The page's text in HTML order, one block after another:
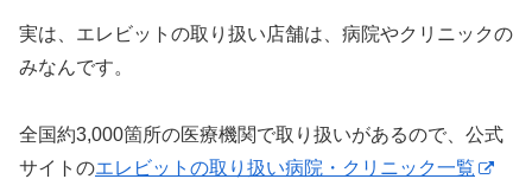
実は、エレビットの取り扱い店舗は、病院やクリニックの
みなんです。
全国約3,000箇所の医療機関で取り扱いがあるので、公式
サイトのエレビットの取り扱い病院・クリニック一覧